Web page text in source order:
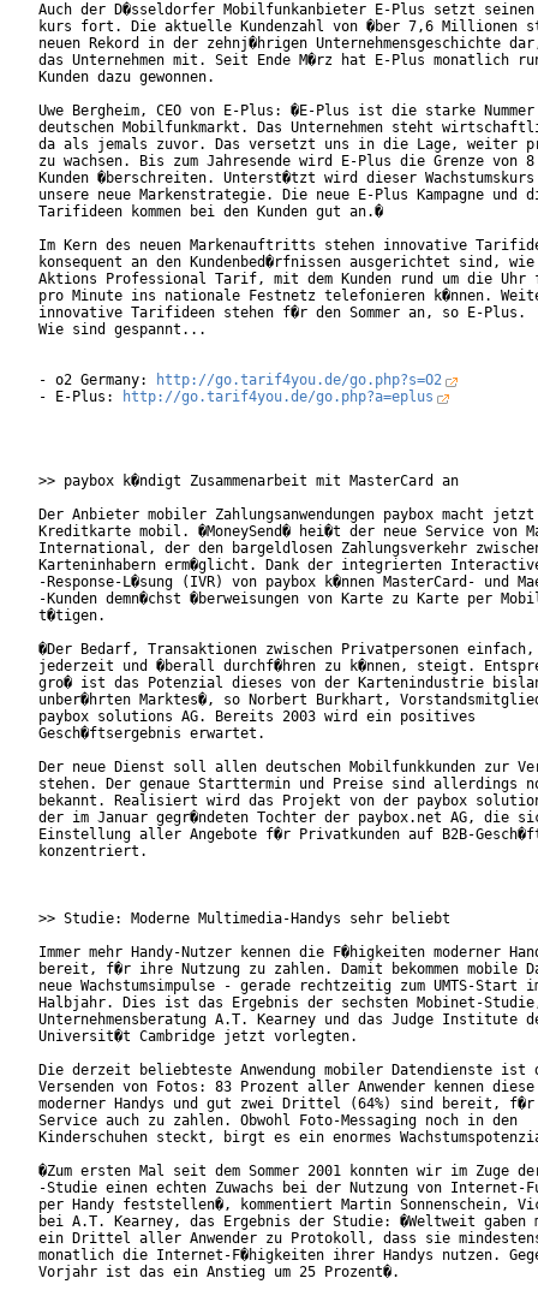
Auch der D�sseldorfer Mobilfunkanbieter E-Plus setzt seinen
kurs fort. Die aktuelle Kundenzahl von �ber 7,6 Millionen
neuen Rekord in der zehnj�hrigen Unternehmensgeschichte
das Unternehmen mit. Seit Ende M�rz hat E-Plus monatlich
Kunden dazu gewonnen.
Uwe Bergheim, CEO von E-Plus: �E-Plus ist die starke
deutschen Mobilfunkmarkt. Das Unternehmen steht
da als jemals zuvor. Das versetzt uns in die Lage, weiter
zu wachsen. Bis zum Jahresende wird E-Plus die Grenze von
Kunden �berschreiten. Unterst�tzt wird dieser
unsere neue Markenstrategie. Die neue E-Plus Kampagne und
Tarifideen kommen bei den Kunden gut an.�
Im Kern des neuen Markenauftritts stehen innovative
konsequent an den Kundenbed�rfnissen ausgerichtet sind,
Aktions Professional Tarif, mit dem Kunden rund um die Uhr
pro Minute ins nationale Festnetz telefonieren k�nnen.
innovative Tarifideen stehen f�r den Sommer an, so E-Plus.
Wie sind gespannt...
- o2 Germany:
http://go.tarif4you.de/go.php?s=O2
- E-Plus:
http://go.tarif4you.de/go.php?a=eplus
>> paybox k�ndigt Zusammenarbeit mit MasterCard an
Der Anbieter mobiler Zahlungsanwendungen paybox macht
Kreditkarte mobil. �MoneySend� hei�t der neue Service von
International, der den bargeldlosen Zahlungsverkehr
Karteninhabern erm�glicht. Dank der integrierten
-Response-L�sung (IVR) von paybox k�nnen MasterCard- und
-Kunden demn�chst �berweisungen von Karte zu Karte per
t�tigen.
�Der Bedarf, Transaktionen zwischen Privatpersonen
jederzeit und �berall durchf�hren zu k�nnen, steigt.
gro� ist das Potenzial dieses von der Kartenindustrie
unber�hrten Marktes�, so Norbert Burkhart,
paybox solutions AG. Bereits 2003 wird ein positives
Gesch�ftsergebnis erwartet.
Der neue Dienst soll allen deutschen Mobilfunkkunden zur
stehen. Der genaue Starttermin und Preise sind allerdings
bekannt. Realisiert wird das Projekt von der paybox
der im Januar gegr�ndeten Tochter der paybox.net AG, die
Einstellung aller Angebote f�r Privatkunden auf B2B-
konzentriert.
>> Studie: Moderne Multimedia-Handys sehr beliebt
Immer mehr Handy-Nutzer kennen die F�higkeiten moderner
bereit, f�r ihre Nutzung zu zahlen. Damit bekommen mobile
neue Wachstumsimpulse - gerade rechtzeitig zum UMTS-Start
Halbjahr. Dies ist das Ergebnis der sechsten Mobinet-
Unternehmensberatung A.T. Kearney und das Judge Institute
Universit�t Cambridge jetzt vorlegten.
Die derzeit beliebteste Anwendung mobiler Datendienste ist
Versenden von Fotos: 83 Prozent aller Anwender kennen
moderner Handys und gut zwei Drittel (64%) sind bereit, f�r
Service auch zu zahlen. Obwohl Foto-Messaging noch in den
Kinderschuhen steckt, birgt es ein enormes
�Zum ersten Mal seit dem Sommer 2001 konnten wir im Zuge
-Studie einen echten Zuwachs bei der Nutzung von Internet-
per Handy feststellen�, kommentiert Martin Sonnenschein,
bei A.T. Kearney, das Ergebnis der Studie: �Weltweit gaben
ein Drittel aller Anwender zu Protokoll, dass sie
monatlich die Internet-F�higkeiten ihrer Handys nutzen.
Vorjahr ist das ein Anstieg um 25 Prozent�.